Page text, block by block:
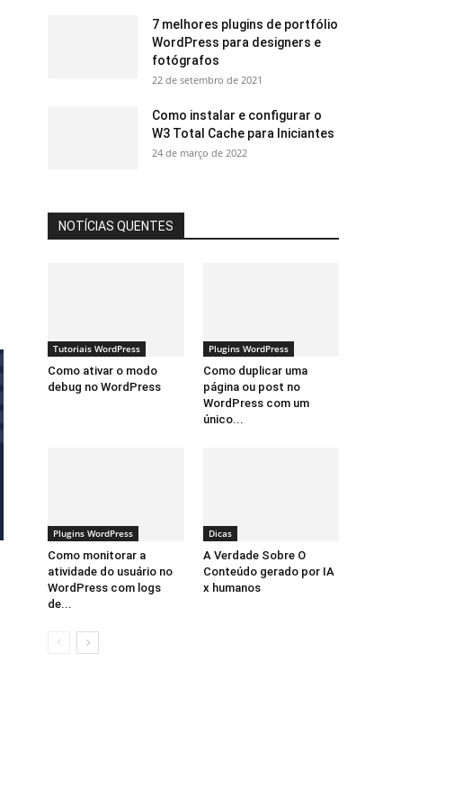
7 melhores plugins de portfólio
WordPress para designers e
fotógrafos
22 de setembro de 2021
Como instalar e configurar o
W3 Total Cache para Iniciantes
24 de março de 2022
NOTÍCIAS QUENTES
Tutoriais WordPress
Como ativar o modo
debug no WordPress
Plugins WordPress
Como duplicar uma
página ou post no
WordPress com um
único...
Plugins WordPress
Como monitorar a
atividade do usuário no
WordPress com logs
de...
Dicas
A Verdade Sobre O
Conteúdo gerado por IA
x humanos